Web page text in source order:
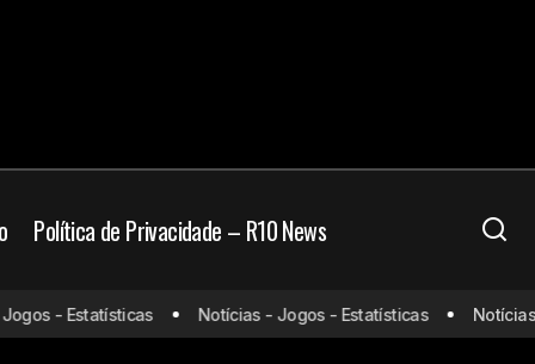
Política de Privacidade – R10 News
títulos nacionais
Barcelona detona o Olympiacos pela
Champions com show dos seus
atacantes
- Estatísticas Notícias - Jogos - Estatísticas Notícias -